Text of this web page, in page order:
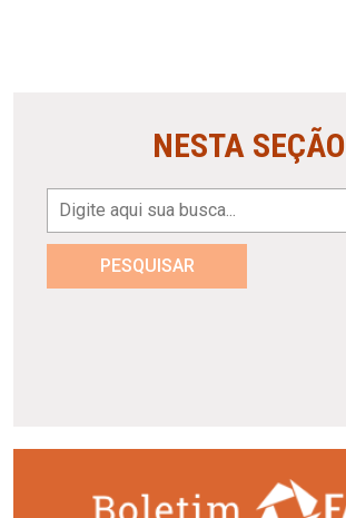
NESTA SEÇÃO
PESQUISAR